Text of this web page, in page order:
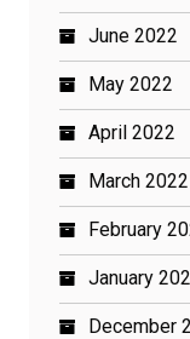
June 2022
May 2022
April 2022
March 2022
February
January
December